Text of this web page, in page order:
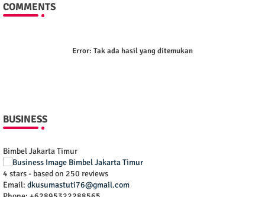
COMMENTS
Error: Tak ada hasil yang ditemukan
BUSINESS
Bimbel Jakarta Timur
4 stars - based on 250 reviews
Email: dkusumastuti76@gmail.com